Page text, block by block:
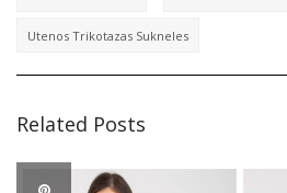
Utenos Trikotazas Sukneles
Related Posts